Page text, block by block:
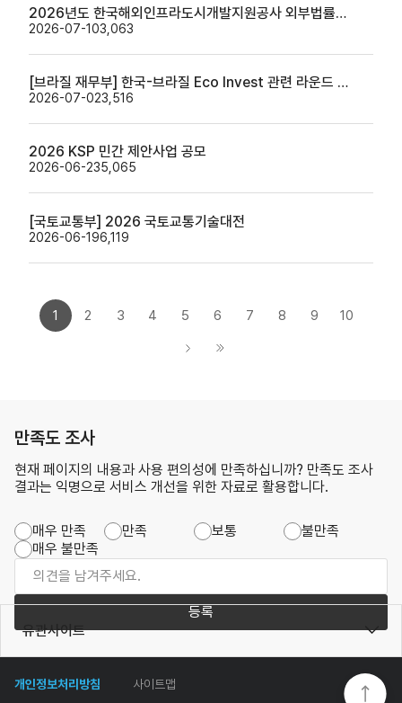
2026년도 한국해외인프라도시개발지원공사 외부법률자문위원 공개모집 안내
2026-07-103,063
[브라질 재무부] 한국-브라질 Eco Invest 관련 라운드 테이블 안내
2026-07-023,516
2026 KSP 민간 제안사업 공모
2026-06-235,065
[국토교통부] 2026 국토교통기술대전
2026-06-196,119
1 2 3 4 5 6 7 8 9 10
만족도 조사
현재 페이지의 내용과 사용 편의성에 만족하십니까? 만족도 조사
결과는 익명으로 서비스 개선을 위한 자료로 활용합니다.
매우 만족 만족 보통
불만족
매우 불만족
등록
개인정보처리방침 사이트맵
유관사이트